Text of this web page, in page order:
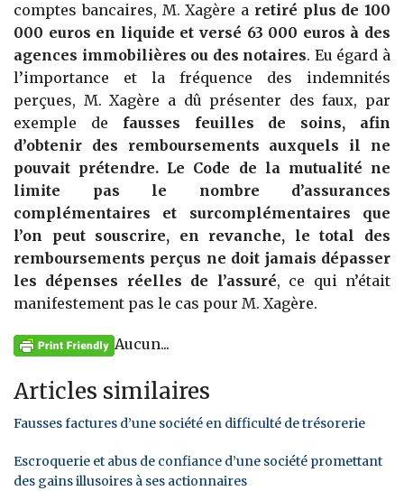
comptes bancaires, M. Xagère a retiré plus de 100
000 euros en liquide et versé 63 000 euros à des
agences immobilières ou des notaires. Eu égard à
l’importance et la fréquence des indemnités
perçues, M. Xagère a dû présenter des faux, par
exemple de fausses feuilles de soins, afin
d’obtenir des remboursements auxquels il ne
pouvait prétendre. Le Code de la mutualité ne
limite pas le nombre d’assurances
complémentaires et surcomplémentaires que
l’on peut souscrire, en revanche, le total des
remboursements perçus ne doit jamais dépasser
les dépenses réelles de l’assuré, ce qui n’était
manifestement pas le cas pour M. Xagère.
Aucun...
Articles similaires
Fausses factures d’une société en difficulté de trésorerie
Escroquerie et abus de confiance d’une société promettant
des gains illusoires à ses actionnaires